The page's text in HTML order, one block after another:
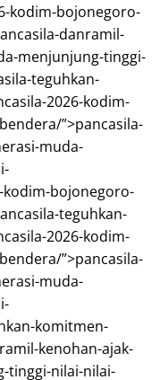
kodim-bojonegoro-
danramil-
menjunjung-tinggi-
teguhkan-
2026-kodim-
”>pancasila-
muda-
kodim-bojonegoro-
teguhkan-
2026-kodim-
”>pancasila-
muda-
komitmen-
kenohan-ajak-
tinggi-nilai-nilai-